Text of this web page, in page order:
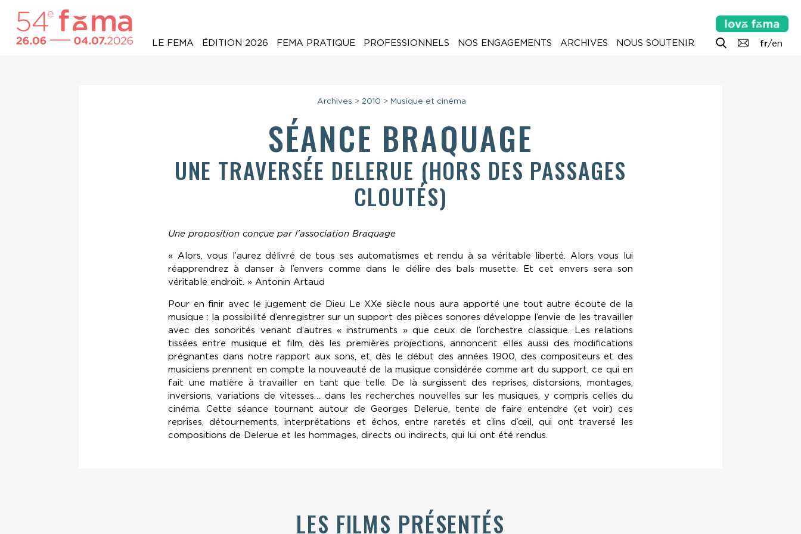
fr/en
LE FEMA ÉDITION 2026 FEMA PRATIQUE PROFESSIONNELS NOS ENGAGEMENTS ARCHIVES NOUS SOUTENIR
Archives > 2010 > Musique et cinéma
SÉANCE BRAQUAGE
UNE TRAVERSÉE DELERUE (HORS DES PASSAGES
CLOUTÉS)
Une proposition conçue par l’association Braquage
« Alors, vous l’aurez délivré de tous ses automatismes et rendu à sa véritable liberté. Alors vous lui
réapprendrez à danser à l’envers comme dans le délire des bals musette. Et cet envers sera son
véritable endroit. » Antonin Artaud
Pour en finir avec le jugement de Dieu Le XXe siècle nous aura apporté une tout autre écoute de la
musique : la possibilité d’enregistrer sur un support des pièces sonores développe l’envie de les travailler
avec des sonorités venant d’autres « instruments » que ceux de l’orchestre classique. Les relations
tissées entre musique et film, dès les premières projections, annoncent elles aussi des modifications
prégnantes dans notre rapport aux sons, et, dès le début des années 1900, des compositeurs et des
musiciens prennent en compte la nouveauté de la musique considérée comme art du support, ce qui en
fait une matière à travailler en tant que telle. De là surgissent des reprises, distorsions, montages,
inversions, variations de vitesses… dans les recherches nouvelles sur les musiques, y compris celles du
cinéma. Cette séance tournant autour de Georges Delerue, tente de faire entendre (et voir) ces
reprises, détournements, interprétations et échos, entre raretés et clins d’œil, qui ont traversé les
compositions de Delerue et les hommages, directs ou indirects, qui lui ont été rendus.
LES FILMS PRÉSENTÉS